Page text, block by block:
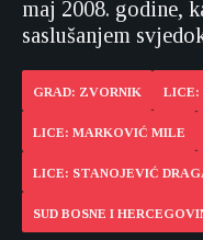
maj 2008. godine,
saslušanjem
GRAD: ZVORNIK LICE:
LICE: MARKOVIĆ MILE
LICE: STANOJEVIĆ
SUD BOSNE I